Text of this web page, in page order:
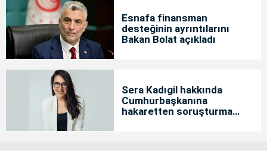
Esnafa finansman
desteğinin ayrıntılarını
Bakan Bolat açıkladı
Sera Kadıgil hakkında
Cumhurbaşkanına
hakaretten soruşturma